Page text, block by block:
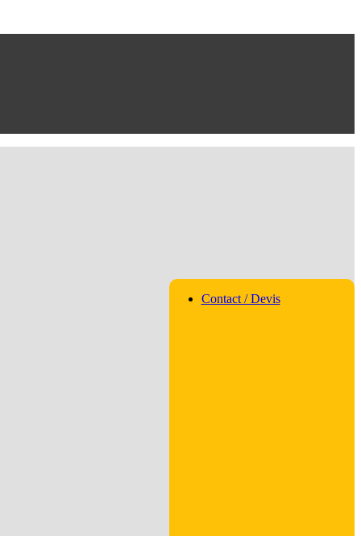
Contact / Devis